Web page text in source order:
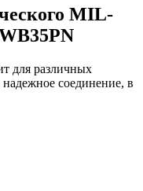
MIL-
для различных
соединение, в